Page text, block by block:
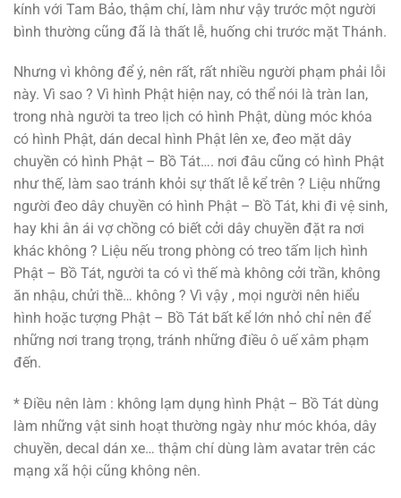
kính với Tam Bảo, thậm chí, làm như vậy trước một người
bình thường cũng đã là thất lễ, huống chi trước mặt Thánh.
Nhưng vì không để ý, nên rất, rất nhiều người phạm phải lỗi
này. Vì sao ? Vì hình Phật hiện nay, có thể nói là tràn lan,
trong nhà người ta treo lịch có hình Phật, dùng móc khóa
có hình Phật, dán decal hình Phật lên xe, đeo mặt dây
chuyền có hình Phật – Bồ Tát…. nơi đâu cũng có hình Phật
như thế, làm sao tránh khỏi sự thất lễ kể trên ? Liệu những
người đeo dây chuyền có hình Phật – Bồ Tát, khi đi vệ sinh,
hay khi ân ái vợ chồng có biết cởi dây chuyền đặt ra nơi
khác không ? Liệu nếu trong phòng có treo tấm lịch hình
Phật – Bồ Tát, người ta có vì thế mà không cởi trần, không
ăn nhậu, chửi thề… không ? Vì vậy , mọi người nên hiểu
hình hoặc tượng Phật – Bồ Tát bất kể lớn nhỏ chỉ nên để
những nơi trang trọng, tránh những điều ô uế xâm phạm
đến.
* Điều nên làm : không lạm dụng hình Phật – Bồ Tát dùng
làm những vật sinh hoạt thường ngày như móc khóa, dây
chuyền, decal dán xe… thậm chí dùng làm avatar trên các
mạng xã hội cũng không nên.